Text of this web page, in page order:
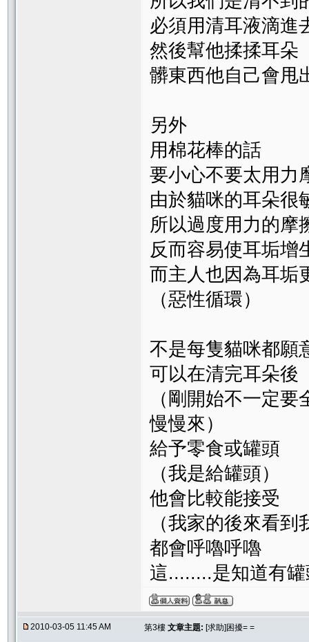
必須用清耳液滴進
然後幫他揉揉耳朵
髒東西他自己會甩
另外
用棉花棒的話
要小心不要太用力
由於貓咪的耳朵很
所以過度用力的摩
反而容易使耳垢增
而主人也因為耳垢
（惡性循環）
不是每隻貓咪都願
可以在清完耳朵後
（剛開始不一定
慢慢來）
給予零食或罐頭
（我是給罐頭）
他會比較能接受
（我家的後來看到
都會呼嚕呼嚕
這........是知道有
2010-03-05 11:45 AM 第3樓 文章主題: [求助]困擾= =